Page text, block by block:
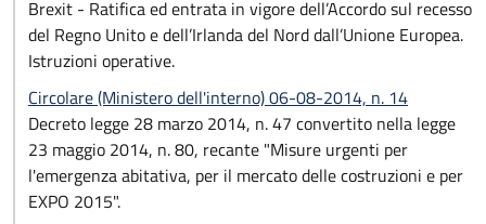
Brexit - Ratifica ed entrata in vigore dell’Accordo sul recesso
del Regno Unito e dell’Irlanda del Nord dall’Unione Europea.
Istruzioni operative.
Circolare (Ministero dell'interno) 06-08-2014, n. 14
Decreto legge 28 marzo 2014, n. 47 convertito nella legge
23 maggio 2014, n. 80, recante "Misure urgenti per
l'emergenza abitativa, per il mercato delle costruzioni e per
EXPO 2015".